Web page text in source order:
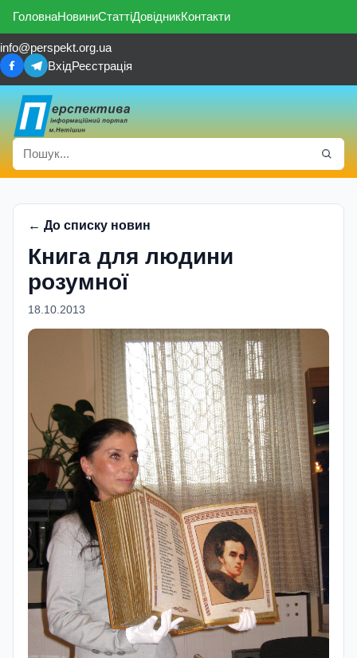
ГоловнаНовиниСтаттіДовідникКонтакти
info@perspekt.org.ua
ВхідРеєстрація
← До списку новин
Книга для людини
розумної
18.10.2013